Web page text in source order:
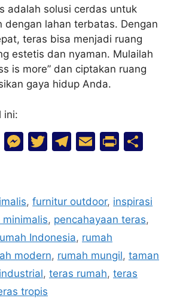
adalah solusi cerdas untuk
dengan lahan terbatas. Dengan
teras bisa menjadi ruang
estetis dan nyaman. Mulailah
is more” dan ciptakan ruang
gaya hidup Anda.
ini:
F
e
b
o
o
k
M
s
e
n
g
er
T
er
T
gr
a
m
E
l
Pr
e
,furnitur outdoor, inspirasi
minimalis, pencahayaan teras,
Indonesia, rumah
modern, rumah mungil, taman
, teras rumah, teras
tropis